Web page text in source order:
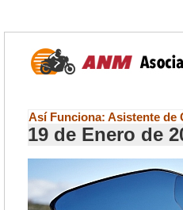
Así Funciona: Asistente de
19 de Enero de